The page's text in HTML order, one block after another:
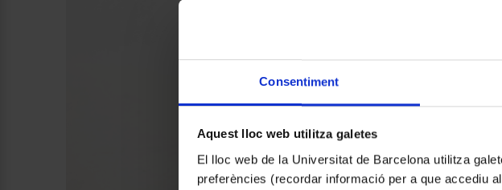
Consentiment
Aquest lloc web utilitza galetes
El lloc web de la Universitat de Barcelona utilitza
preferències (recordar informació per a que accediu